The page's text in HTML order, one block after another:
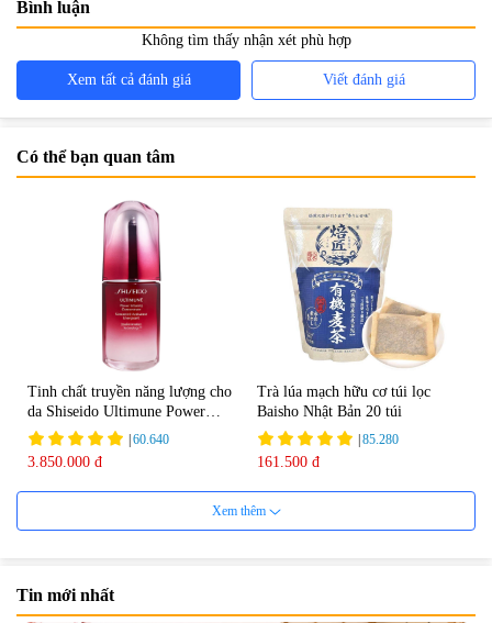
Bình luận
Không tìm thấy nhận xét phù hợp
Xem tất cả đánh giá Viết đánh giá
Có thể bạn quan tâm
Tinh chất truyền năng lượng cho
da Shiseido Ultimune Power
75ml
|60.640
3.850.000 đ
Trà lúa mạch hữu cơ túi lọc
Baisho Nhật Bản 20 túi
|85.280
161.500 đ
Xem thêm
Tin mới nhất